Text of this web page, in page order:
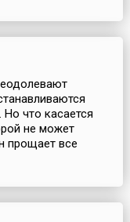
что касается
не может
прощает все